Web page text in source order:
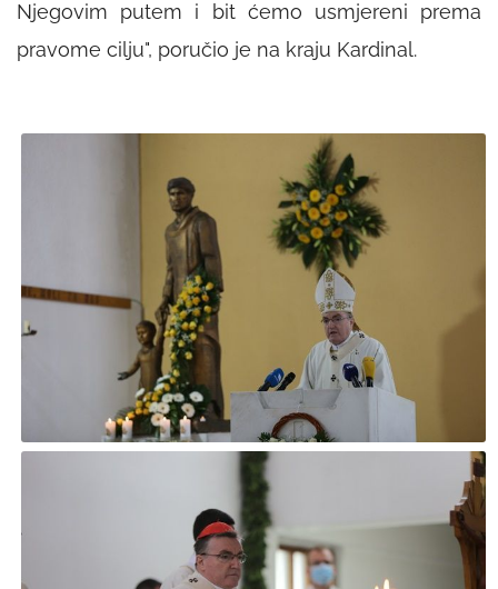
Njegovim putem i bit ćemo usmjereni prema
pravome cilju", poručio je na kraju Kardinal.